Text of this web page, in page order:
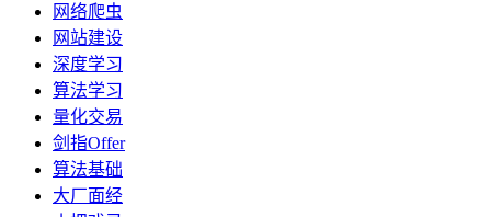
网络爬虫
网站建设
深度学习
算法学习
量化交易
剑指Offer
算法基础
大厂面经